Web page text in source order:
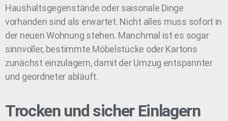
Haushaltsgegenstände oder saisonale Dinge
vorhanden sind als erwartet. Nicht alles muss sofort in
der neuen Wohnung stehen. Manchmal ist es sogar
sinnvoller, bestimmte Möbelstücke oder Kartons
zunächst einzulagern, damit der Umzug entspannter
und geordneter abläuft.
Trocken und sicher Einlagern